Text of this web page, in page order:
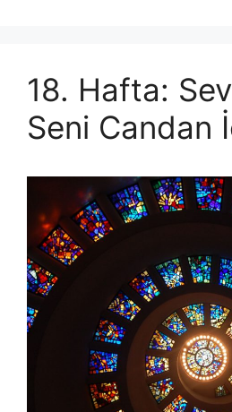
18. Hafta:
Seni Candan